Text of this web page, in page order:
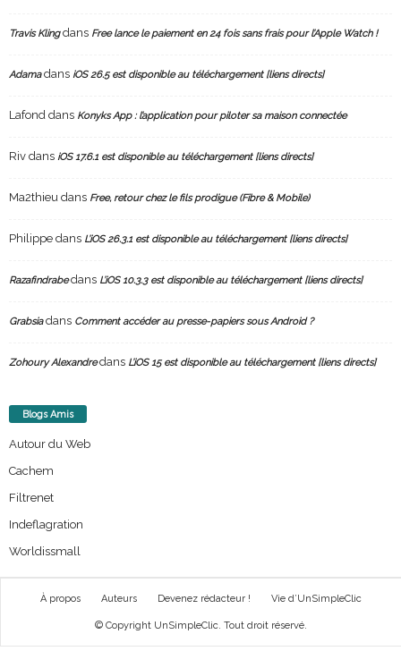
Travis Klingdans Free lance le paiement en 24 fois sans frais pour l’Apple Watch !
Adamadans iOS 26.5 est disponible au téléchargement [liens directs]
Lafond dans Konyks App : l’application pour piloter sa maison connectée
Riv dans iOS 17.6.1 est disponible au téléchargement [liens directs]
Ma2thieu dans Free, retour chez le fils prodigue (Fibre & Mobile)
Philippe dans L’iOS 26.3.1 est disponible au téléchargement [liens directs]
Razafindrabedans L’iOS 10.3.3 est disponible au téléchargement [liens directs]
Grabsiadans Comment accéder au presse-papiers sous Android ?
Zohoury Alexandredans L’iOS 15 est disponible au téléchargement [liens directs]
Blogs Amis
Autour du Web
Cachem
Filtrenet
Indeflagration
Worldissmall
À propos Auteurs Devenez rédacteur ! Vie d’UnSimpleClic
© Copyright UnSimpleClic. Tout droit réservé.